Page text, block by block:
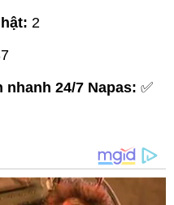
2
nhanh 24/7 Napas:✅